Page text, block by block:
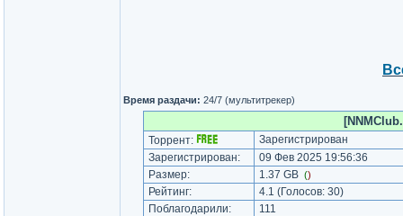
Время раздачи: 24/7 (мультитрекер)
Торрент:
Зарегистрирован
Зарегистрирован:
09 Фев 2025 19:56:36
Размер:
1.37 GB ()
Рейтинг: 4.1 (Голосов: 30)
Поблагодарили:
111